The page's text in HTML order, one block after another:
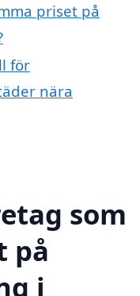
priset på
för
nära
som
på
i